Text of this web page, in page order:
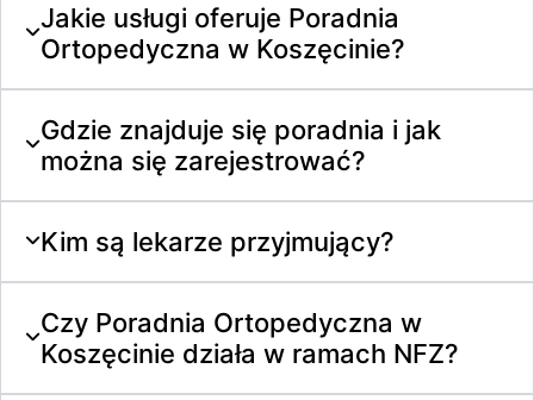
Jakie usługi oferuje Poradnia
Ortopedyczna w Koszęcinie?
Gdzie znajduje się poradnia i jak
można się zarejestrować?
Kim są lekarze przyjmujący?
Czy Poradnia Ortopedyczna w
Koszęcinie działa w ramach NFZ?